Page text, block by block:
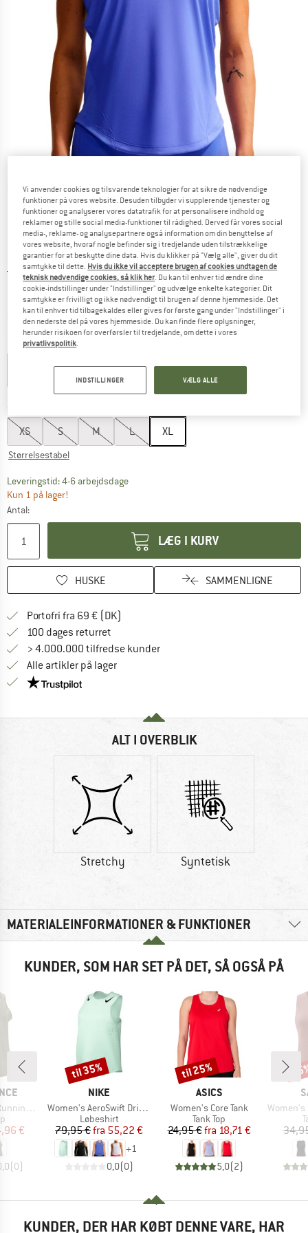
Detaljevisning
Original pris :
29,95€
Pris:
22,46€ inkl. moms.
KR167,90
plus ForsendelsesomkostningerOplysninger om
Farve:Sapphire / Reflective Silver
25%
XS S M L XL
Størrelsestabel
Leveringstid: 4-6 arbejdsdageLinket åbnes i en infoboks og indeholder
Kun 1 på lager!
Antal:
LÆG I KURV
HUSKE SAMMENLIGNE
Portofri fra 69 € (DK)
100 dages returret
> 4.000.000 tilfredse kunder
Alle artikler på lager
Vi er Trustpilot-certificeret - oplysningerne får du
ALT I OVERBLIK
Stretchy Syntetisk
MATERIALEINFORMATIONER & FUNKTIONER
KUNDER, SOM HAR SET PÅ DET, SÅ OGSÅ PÅ
Top
pris
€
(0)
MÆRKE
NIKE
Artikel
Women's AeroSwift Dri-FIT ADV Running Singlet
Produktgruppe
Løbeshirt
Pris
79,95 € Nedsat pris
fra 55,22 €
+1
0,0(0)
Rabat
til 35%
MÆRKE
ASICS
Artikel
Women's Core Tank
Produktgruppe
Tank Top
Pris
24,95 € Nedsat pris
fra 18,71 €
5,0(2)
Rabat
til 25%
Artikel
Women's
KUNDER, DER HAR KØBT DENNE VARE, HAR
Vi anvender cookies og tilsvarende teknologier for at sikre de nødvendige
funktioner på vores website. Desuden tilbyder vi supplerende tjenester og
funktioner og analyserer vores datatrafik for at personalisere indhold og
reklamer og stille social media-funktioner til rådighed. Derved får vores social
media-, reklame- og analysepartnere også information om din benyttelse af
vores website, hvoraf nogle befinder sig i tredjelande uden tilstrækkelige
garantier for at beskytte dine data. Hvis du klikker på "Vælg alle", giver du dit
samtykke til dette. Hvis du ikke vil acceptere brugen af cookies undtagen de
teknisk nødvendige cookies, så klik her . Du kan til enhver tid ændre dine
cookie-indstillinger under "Indstillinger" og udvælge enkelte kategorier. Dit
samtykke er frivilligt og ikke nødvendigt til brugen af denne hjemmeside. Det
kan til enhver tid tilbagekaldes eller gives for første gang under "Indstillinger" i
den nederste del på vores hjemmeside. Du kan finde flere oplysninger,
herunder risikoen for overførsler til tredjelande, om dette i vores
privatlivspolitik
INDSTILLINGER VÆLG ALLE